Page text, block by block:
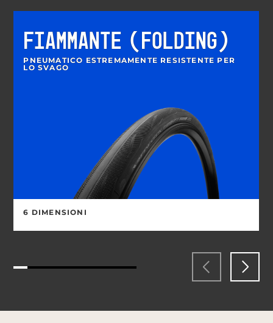
FIAMMANTE (FOLDING)
PNEUMATICO ESTREMAMENTE RESISTENTE PER
LO SVAGO
6 DIMENSIONI